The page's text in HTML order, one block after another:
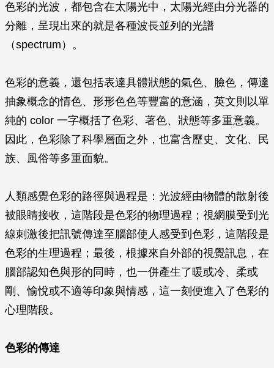
色彩的光波，都包含在太陽光中，太陽光經由分光器的
分離，呈現出來的就是各種波長並列的光譜
（spectrum）。
色彩的意義，還包括表達具體狀態的氣色、臉色，傳達
抽象概念的情色、形形色色等豐富的意涵，英文則以單
純的 color 一字概括了色彩、著色、狀態等多重意義。
因此，色彩除了科學層面之外，也富含歷史、文化、民
族、風俗等多重面貌。
人類感覺色彩的路徑與過程是：光波經由物體的散射後
被眼睛接收，這階段是色彩的物理過程；視網膜受到光
線刺激後把訊號傳達至腦部使人感受到色彩，這階段是
色彩的生理過程；最後，根據來自外部的視覺訊息，在
腦部認知色與形的同時，也一併產生了暖或冷、柔或
剛、愉悅或不適等印象與情感，這一刻便進入了色彩的
心理階段。
色彩的傳達